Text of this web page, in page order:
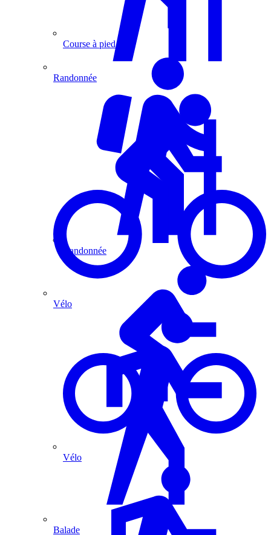
Course à pied
Randonnée
Vélo
Randonnée
Vélo
Balade